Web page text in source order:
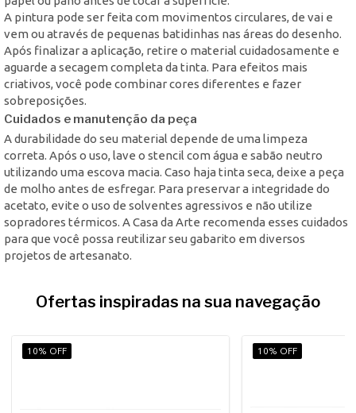
A pintura pode ser feita com movimentos circulares, de vai e
vem ou através de pequenas batidinhas nas áreas do desenho.
Após finalizar a aplicação, retire o material cuidadosamente e
aguarde a secagem completa da tinta. Para efeitos mais
criativos, você pode combinar cores diferentes e fazer
sobreposições.
Cuidados e manutenção da peça
A durabilidade do seu material depende de uma limpeza
correta. Após o uso, lave o stencil com água e sabão neutro
utilizando uma escova macia. Caso haja tinta seca, deixe a peça
de molho antes de esfregar. Para preservar a integridade do
acetato, evite o uso de solventes agressivos e não utilize
sopradores térmicos. A Casa da Arte recomenda esses cuidados
para que você possa reutilizar seu gabarito em diversos
projetos de artesanato.
Ofertas inspiradas na sua navegação
10% OFF 10% OFF